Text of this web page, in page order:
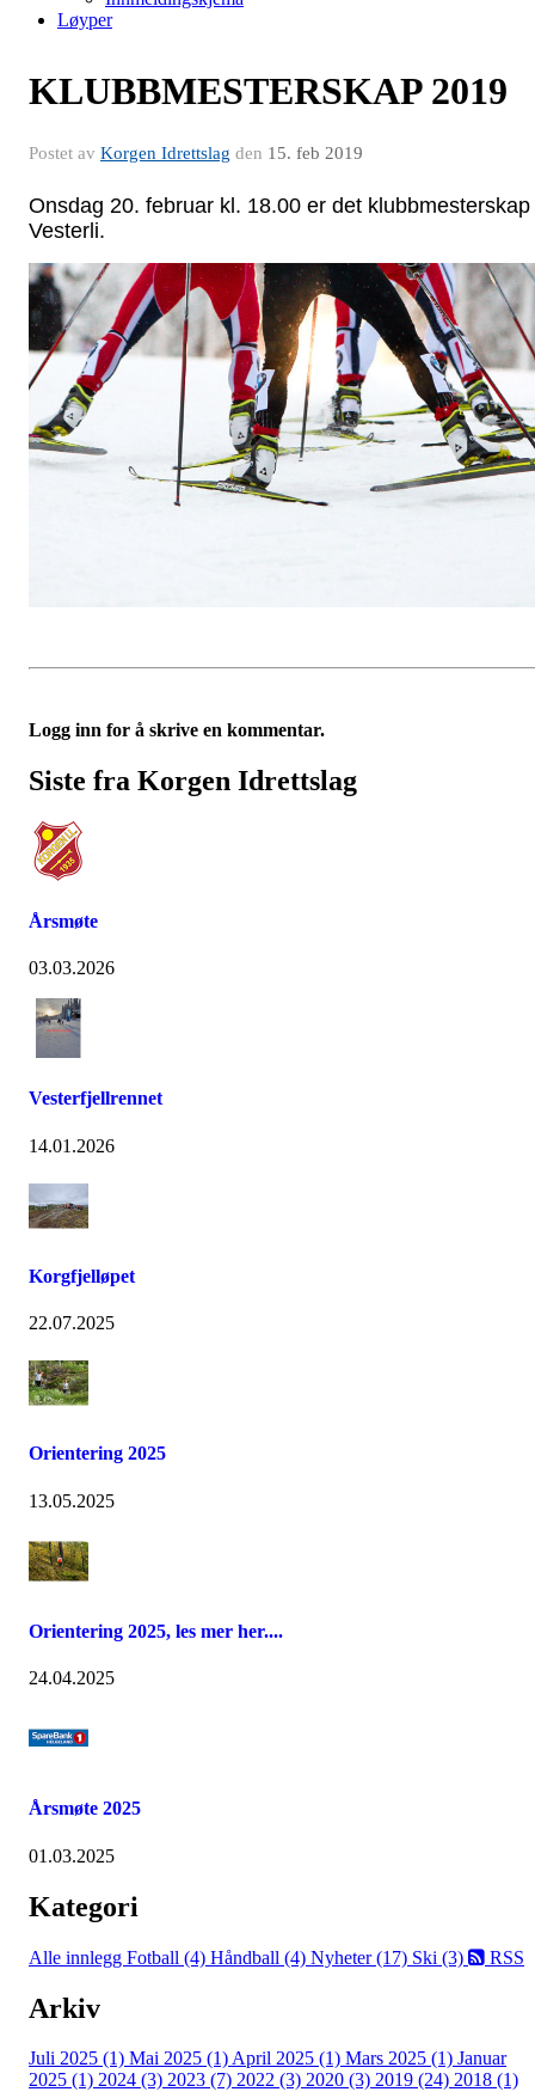
Løyper
KLUBBMESTERSKAP 2019
Postet av Korgen Idrettslag den 15. feb 2019
Onsdag 20. februar kl. 18.00 er det klubbmesterskap
Vesterli.
Logg inn for å skrive en kommentar.
Siste fra Korgen Idrettslag
Årsmøte
03.03.2026
Vesterfjellrennet
14.01.2026
Korgfjelløpet
22.07.2025
Orientering 2025
13.05.2025
Orientering 2025, les mer her....
24.04.2025
Årsmøte 2025
01.03.2025
Kategori
Alle innlegg Fotball (4) Håndball (4) Nyheter (17) Ski (3) RSS
Arkiv
Juli 2025 (1) Mai 2025 (1)April 2025 (1) Mars 2025 (1) Januar
2025 (1) 2024 (3) 2023 (7) 2022 (3) 2020 (3) 2019 (24) 2018 (1)